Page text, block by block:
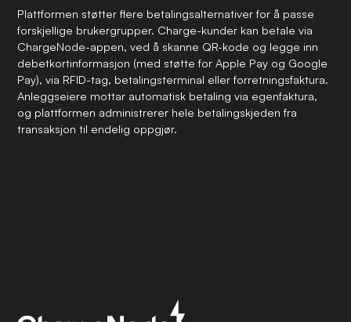
Plattformen støtter flere betalingsalternativer for å passe
forskjellige brukergrupper. Charge-kunder kan betale via
ChargeNode-appen, ved å skanne QR-kode og legge inn
debetkortinformasjon (med støtte for Apple Pay og Google
Pay), via RFID-tag, betalingsterminal eller forretningsfaktura.
Anleggseiere mottar automatisk betaling via egenfaktura,
og plattformen administrerer hele betalingskjeden fra
transaksjon til endelig oppgjør.